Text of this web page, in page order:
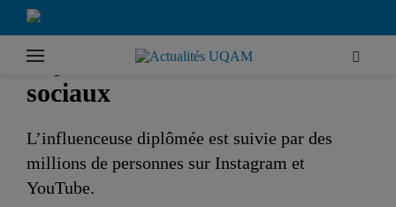
Accueil
Juju Fitcats, reine des réseaux
sociaux
L’influenceuse diplômée est suivie par des
millions de personnes sur Instagram et
YouTube.